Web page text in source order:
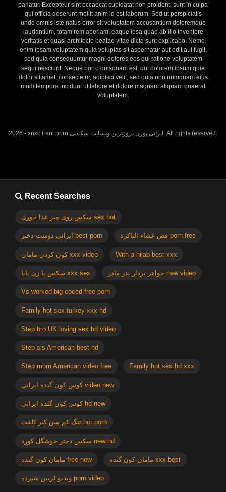
pariatur. Excepteur sint occaecat cupidatat non proident, sunt in culpa
qui officia deserunt mollit anim id est laborum. Sed ut perspiciatis
unde omnis iste natus error sit voluptatem accusantium doloremque
laudantium, totam rem aperiam, eaque ipsa quae ab illo inventore
veritatis et quasi architecto beatae vitae dicta sunt explicabo. Nemo
enim ipsam voluptatem quia voluptas sit aspernatur aut odit aut fugit,
sed quia consequuntur magni dolores eos qui ratione voluptatem
sequi nesciunt. Neque porro quisquam est, qui dolorem ipsum quia
dolor sit amet, consectetur, adipisci velit, sed quia non numquam eius
modi tempora incidunt ut labore et dolore magnam aliquam quaerat
voluptatem.
2026 - xnxc irani porn ایرانی پورن بروزترین وبسایت سکسی. All rights reserved.
Recent Searches
سکس روی میز غذا خوری sex hot
ایرانی دوست دختر best porn فض غشاء الباكرة porn free
کون کردن مامان xxx video With a hijab best xxx
سکس با زن بابا xxx sex خواهر بردار پدر مادر new video
Vs worked big coced free porn
Family hot sex turkey xxx hd
Step bro UK loving sex hd video
Step sis American best hd
Step mom American video free Family hot sex hd xxx
کوس کون گنده ایرانی video new
کوس کون گنده ایرانی hd new
تنگ کم سن کیر کلفت hot porn
سکس دختر خوشگل کورد new hd
مامان کون گنده free new مامان کون گنده xxx best
ویدیو لزبین شیرده porn video